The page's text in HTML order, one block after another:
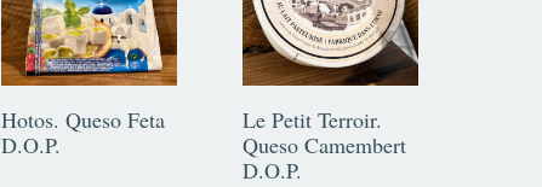
Hotos. Queso Feta
D.O.P.
Le Petit Terroir.
Queso Camembert
D.O.P.